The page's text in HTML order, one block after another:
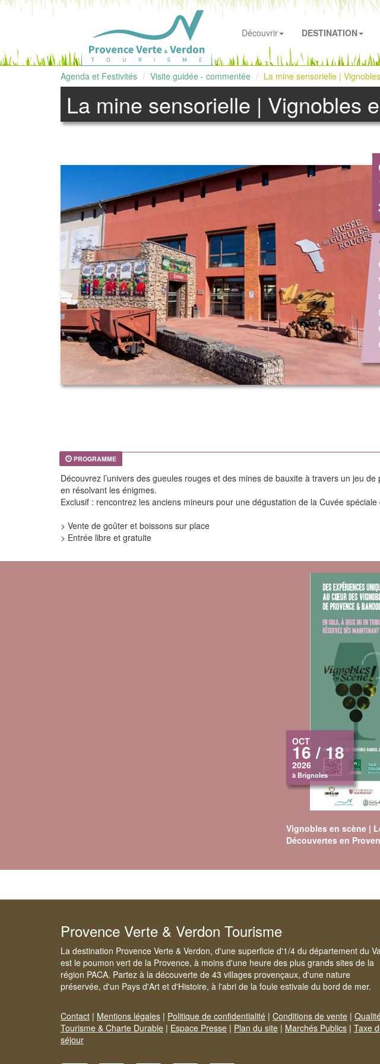
Découvrir
DESTINATION
Agenda et Festivités Visite guidée - commentée La mine sensorielle |
La mine sensorielle | Vignobles
PROGRAMME
Découvrez l’univers des gueules rouges et des mines de bauxite à travers un jeu
en résolvant les énigmes.
Exclusif : rencontrez les anciens mineurs pour une dégustation de la Cuvée
> Vente de goûter et boissons sur place
> Entrée libre et gratuite
OCT
16 / 18
2026
à Brignoles
Vignobles en scène |
Découvertes en
Provence Verte & Verdon Tourisme
La destination Provence Verte & Verdon, d'une superficie d'1/4 du département du
est le poumon vert de la Provence, à moins d'une heure des plus grands sites de la
région PACA. Partez à la découverte de 43 villages provençaux, d'une nature
préservée, d'un Pays d'Art et d'Histoire, à l'abri de la foule estivale du bord de mer.
Contact | Mentions légales | Politique de confidentialité | Conditions de vente |
Tourisme & Charte Durable | Espace Presse | Plan du site | Marchés Publics | Taxe
séjour